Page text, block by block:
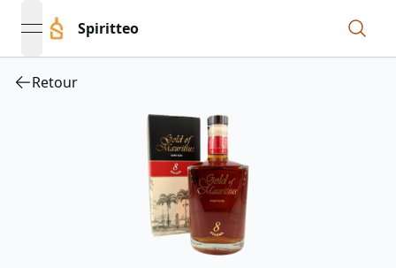
open navigation menu
Spiritteo
Retour